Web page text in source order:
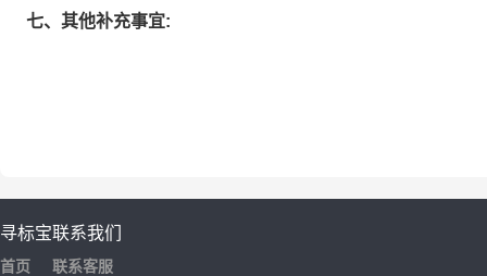
七、其他补充事宜:
寻标宝
首页
联系我们
联系客服